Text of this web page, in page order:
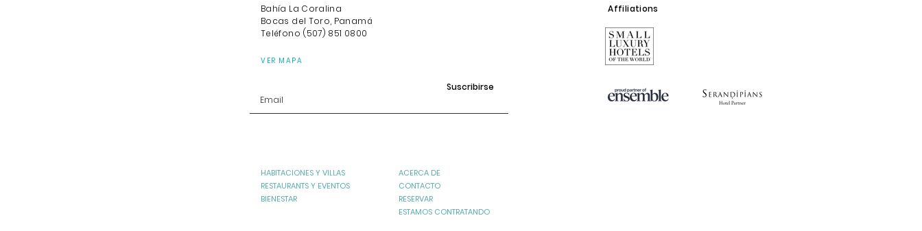
Bahía La Coralina
Bocas del Toro, Panamá
Teléfono (507) 851 0800
VER MAPA
Suscribirse
Affiliations
HABITACIONES Y VILLAS
RESTAURANTS Y EVENTOS
BIENESTAR
ACERCA DE
CONTACTO
RESERVAR
ESTAMOS CONTRATANDO